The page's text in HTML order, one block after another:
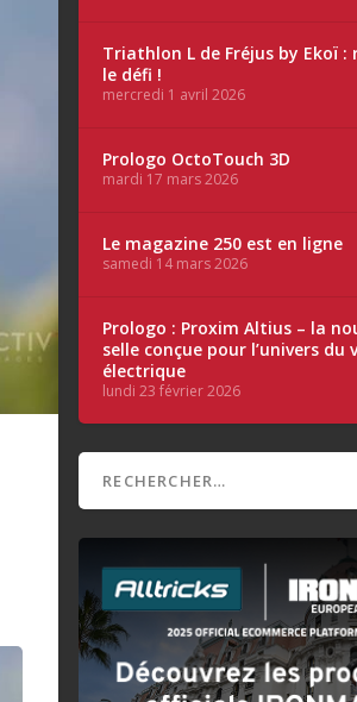
Triathlon L de Fréjus by Ekoï :
le défi !
mercredi 1 avril 2026
Prologo OctoTouch 3D
mardi 17 mars 2026
Le magazine 250 est en ligne
samedi 14 mars 2026
Prologo : Proxim Altius – la
selle conçue pour l’univers du
électrique
lundi 23 février 2026